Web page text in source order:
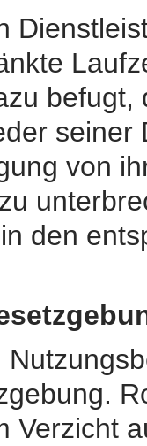
von
den
Verzicht